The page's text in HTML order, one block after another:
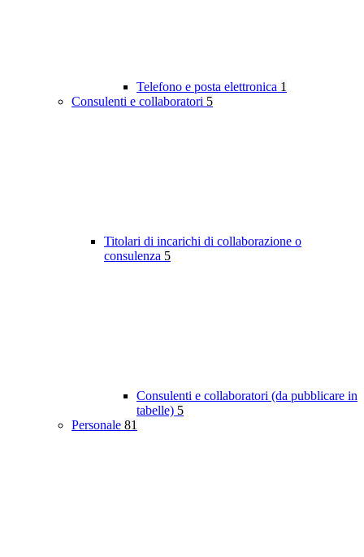
Telefono e posta elettronica 1
Consulenti e collaboratori 5
Titolari di incarichi di collaborazione o
consulenza 5
Consulenti e collaboratori (da pubblicare in
tabelle) 5
Personale 81